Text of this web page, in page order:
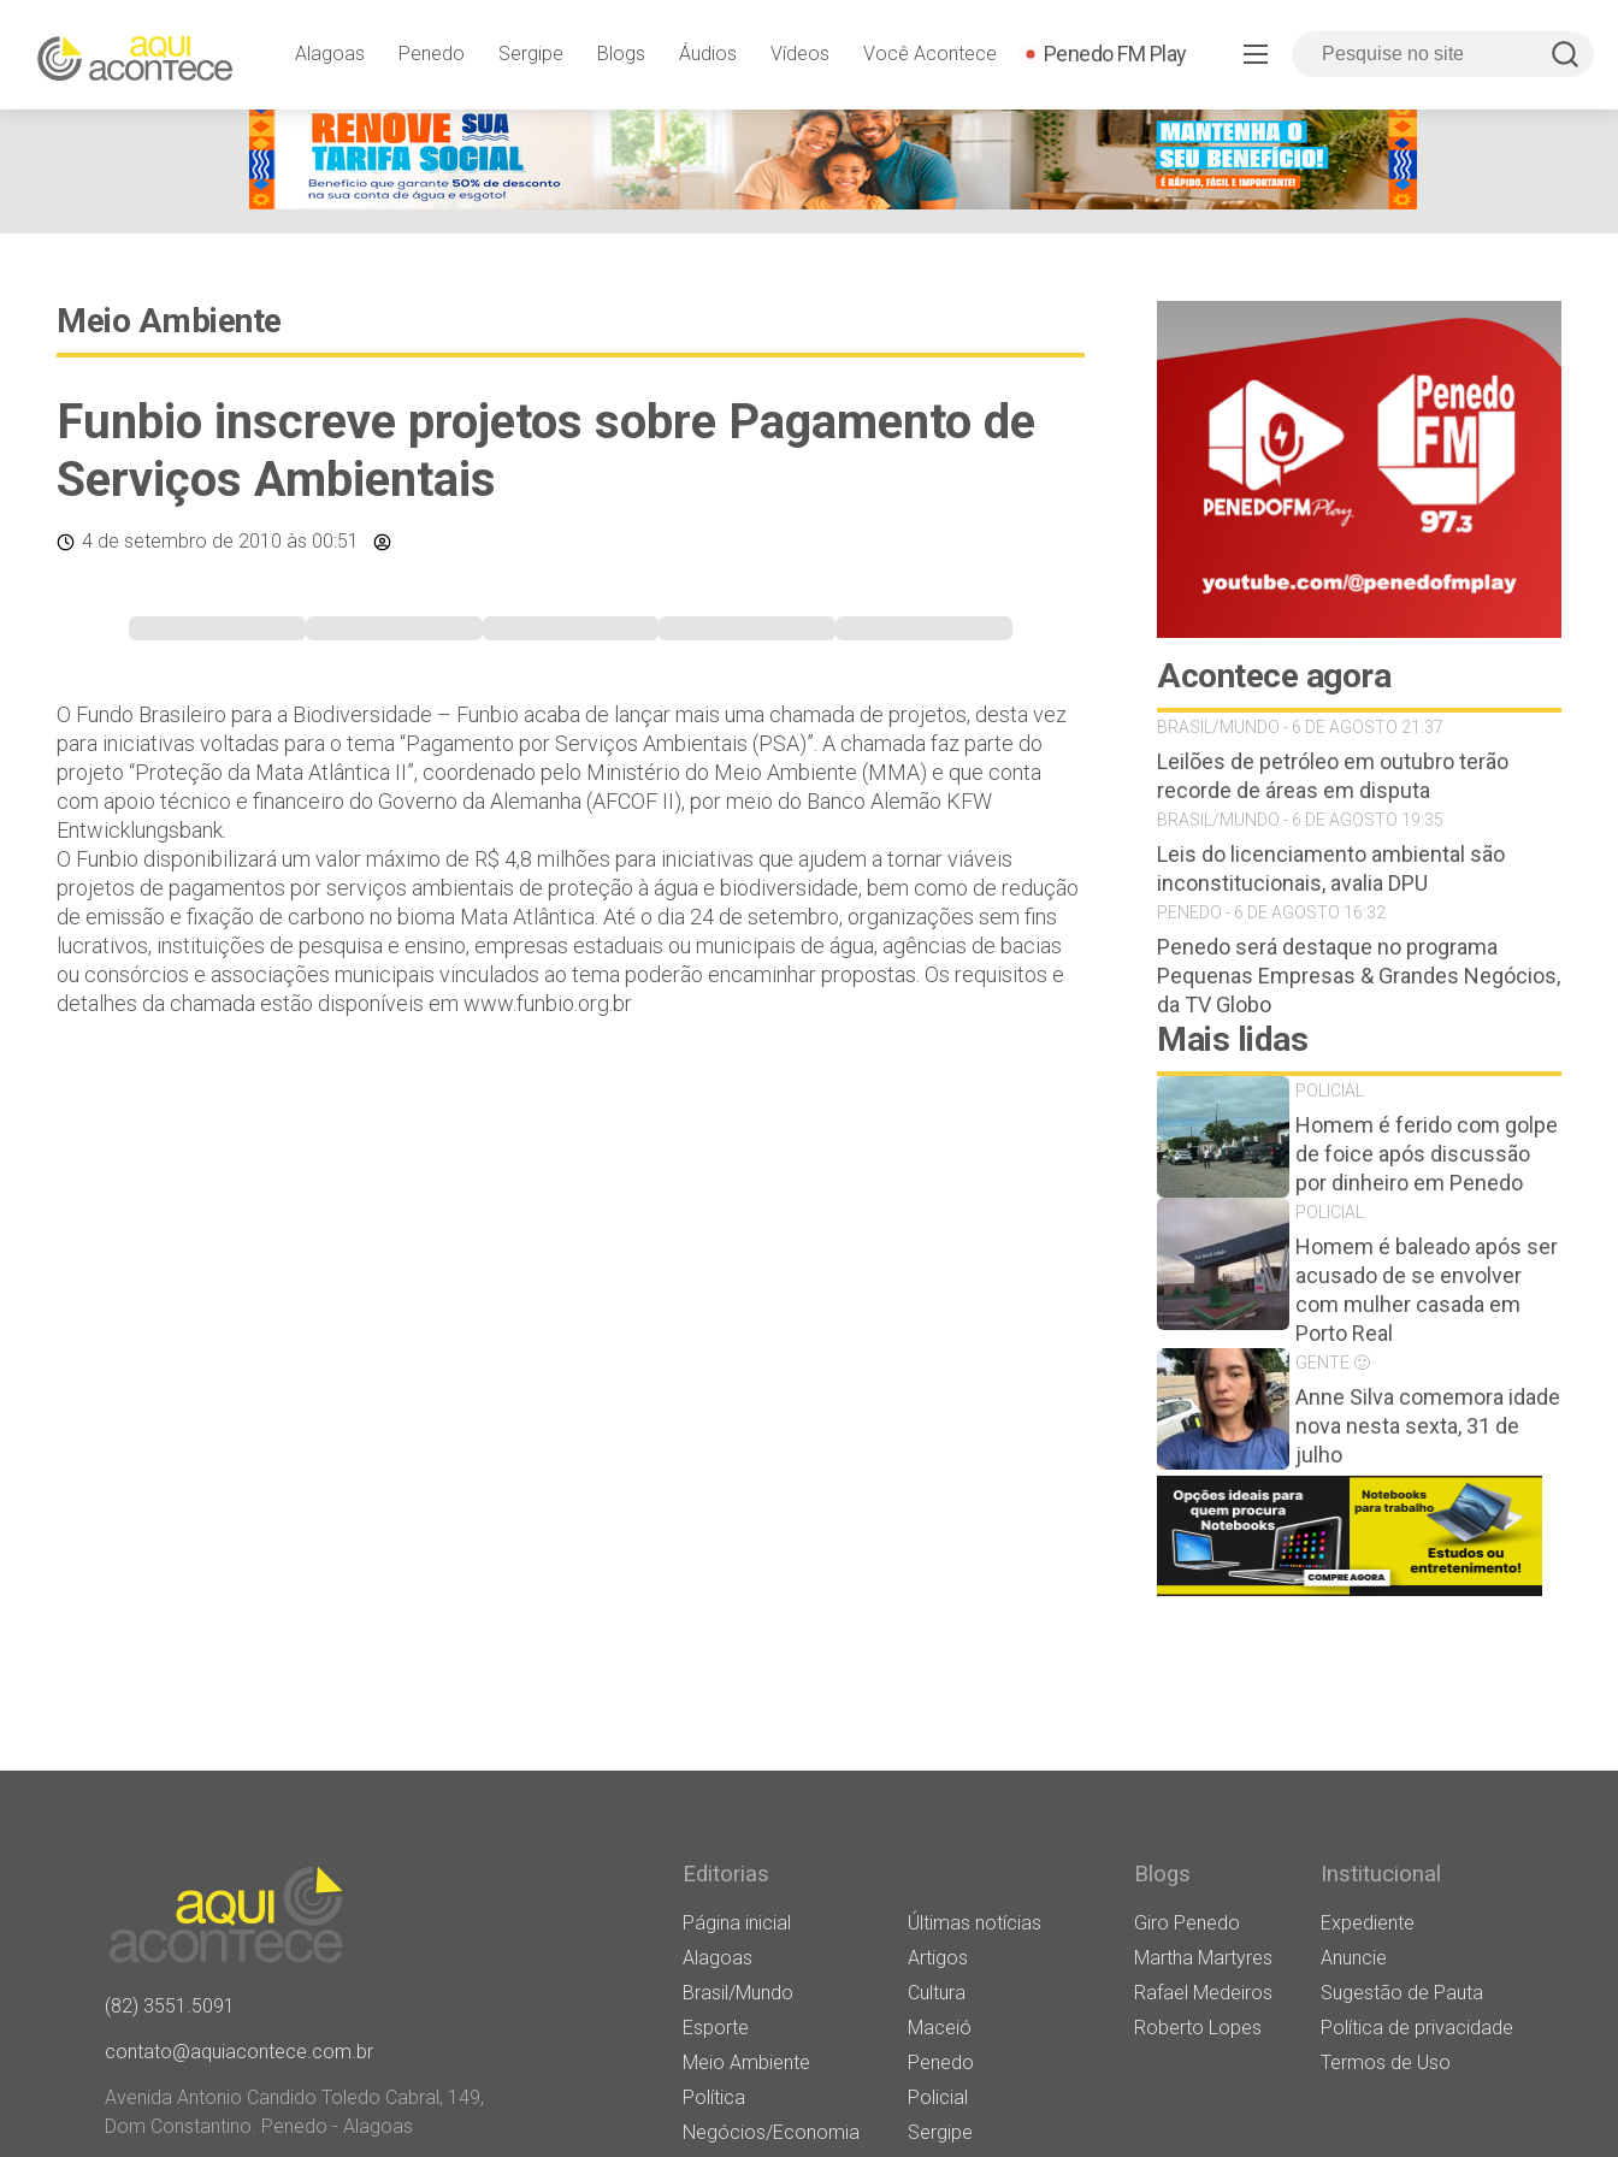
Alagoas Penedo Sergipe Blogs Áudios Vídeos Você Acontece Penedo FM Play
Meio Ambiente
Funbio inscreve projetos sobre Pagamento de
Serviços Ambientais
4 de setembro de 2010 às 00:51
O Fundo Brasileiro para a Biodiversidade – Funbio acaba de lançar mais uma chamada de projetos, desta vez
para iniciativas voltadas para o tema “Pagamento por Serviços Ambientais (PSA)”. A chamada faz parte do
projeto “Proteção da Mata Atlântica II”, coordenado pelo Ministério do Meio Ambiente (MMA) e que conta
com apoio técnico e financeiro do Governo da Alemanha (AFCOF II), por meio do Banco Alemão KFW
Entwicklungsbank.
O Funbio disponibilizará um valor máximo de R$ 4,8 milhões para iniciativas que ajudem a tornar viáveis
projetos de pagamentos por serviços ambientais de proteção à água e biodiversidade, bem como de redução
de emissão e fixação de carbono no bioma Mata Atlântica. Até o dia 24 de setembro, organizações sem fins
lucrativos, instituições de pesquisa e ensino, empresas estaduais ou municipais de água, agências de bacias
ou consórcios e associações municipais vinculados ao tema poderão encaminhar propostas. Os requisitos e
detalhes da chamada estão disponíveis em www.funbio.org.br
Acontece agora
BRASIL/MUNDO - 6 DE AGOSTO 21:37
Leilões de petróleo em outubro terão
recorde de áreas em disputa
BRASIL/MUNDO - 6 DE AGOSTO 19:35
Leis do licenciamento ambiental são
inconstitucionais, avalia DPU
PENEDO - 6 DE AGOSTO 16:32
Penedo será destaque no programa
Pequenas Empresas & Grandes Negócios,
da TV Globo
Mais lidas
POLICIAL
Homem é ferido com golpe
de foice após discussão
por dinheiro em Penedo
POLICIAL
Homem é baleado após ser
acusado de se envolver
com mulher casada em
Porto Real
GENTE 🙂
Anne Silva comemora idade
nova nesta sexta, 31 de
julho
(82) 3551.5091
contato@aquiacontece.com.br
Avenida Antonio Candido Toledo Cabral, 149,
Dom Constantino. Penedo - Alagoas
Editorias
Página inicial
Últimas notícias
Alagoas
Artigos
Brasil/Mundo
Cultura
Esporte
Maceió
Meio Ambiente
Penedo
Política
Policial
Negócios/Economia
Sergipe
Blogs
Giro Penedo
Martha Martyres
Rafael Medeiros
Roberto Lopes
Institucional
Expediente
Anuncie
Sugestão de Pauta
Política de privacidade
Termos de Uso